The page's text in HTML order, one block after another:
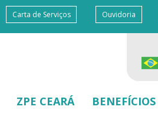
Carta de Serviços Ouvidoria
ZPE CEARÁ BENEFÍCIOS